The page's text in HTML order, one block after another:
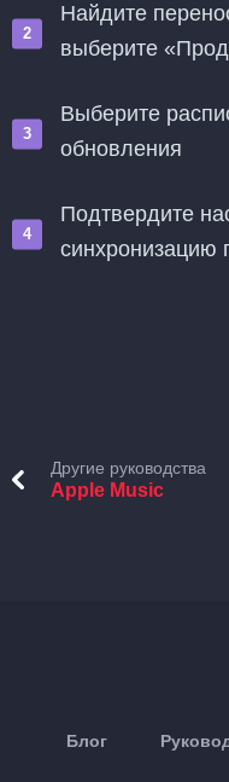
Найдите
выберите
Выберите
обновления
Подтвердите
синхронизацию
Другие руководства
Apple Music
Блог